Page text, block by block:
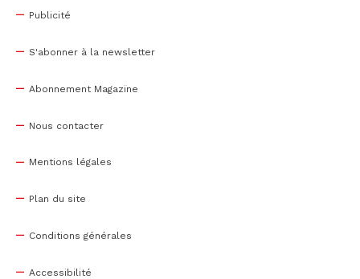
Publicité
S'abonner à la newsletter
Abonnement Magazine
Nous contacter
Mentions légales
Plan du site
Conditions générales
Accessibilité